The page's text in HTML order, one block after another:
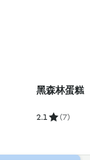
黑森林蛋糕
2.1 (7)